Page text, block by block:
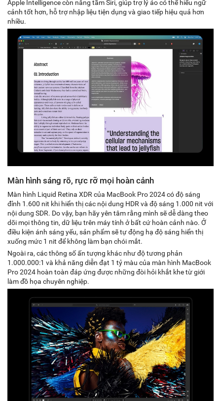
Apple Intelligence còn nâng tầm Siri, giúp trợ lý ảo có thể hiểu ngữ
cảnh tốt hơn, hỗ trợ nhập liệu tiện dụng và giao tiếp hiệu quả hơn
nhiều.
Màn hình sáng rõ, rực rỡ mọi hoàn cảnh
Màn hình Liquid Retina XDR của MacBook Pro 2024 có độ sáng
đỉnh 1.600 nit khi hiển thị các nội dung HDR và độ sáng 1.000 nit với
nội dung SDR. Do vậy, bạn hãy yên tâm rằng mình sẽ dễ dàng theo
dõi mọi thông tin, dữ liệu trên máy tính ở bất cứ hoàn cảnh nào. Ở
điều kiện ánh sáng yếu, sản phẩm sẽ tự động hạ độ sáng hiển thị
xuống mức 1 nit để không làm bạn chói mắt.
Ngoài ra, các thông số ấn tượng khác như độ tương phản
1.000.000:1 và khả năng diễn đạt 1 tỷ màu của màn hình MacBook
Pro 2024 hoàn toàn đáp ứng được những đòi hỏi khắt khe từ giới
làm đồ họa chuyên nghiệp.